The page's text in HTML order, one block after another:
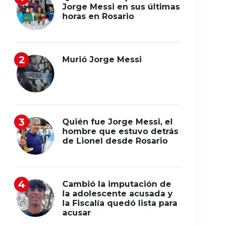
Jorge Messi en sus últimas
horas en Rosario
Murió Jorge Messi
Quién fue Jorge Messi, el
hombre que estuvo detrás
de Lionel desde Rosario
Cambió la imputación de
la adolescente acusada y
la Fiscalía quedó lista para
acusar